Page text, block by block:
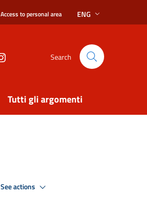
Access to personal area ENG
Search
Tutti gli argomenti
See actions